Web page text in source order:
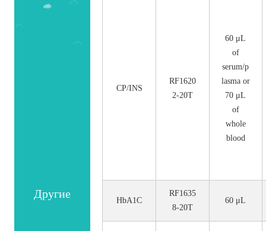
Другие
CP/INS
RF1620
2-20T
60 μL
of
serum/p
lasma or
70 μL
of
whole
blood
HbA1C
RF1635
8-20T
60 μL